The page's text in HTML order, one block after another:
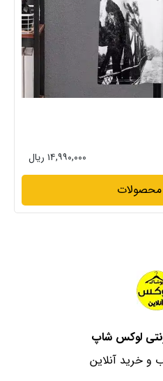
۱۴,۹۹۰,۰۰۰ ریال
لوکس شاپ
و خرید آنلاین